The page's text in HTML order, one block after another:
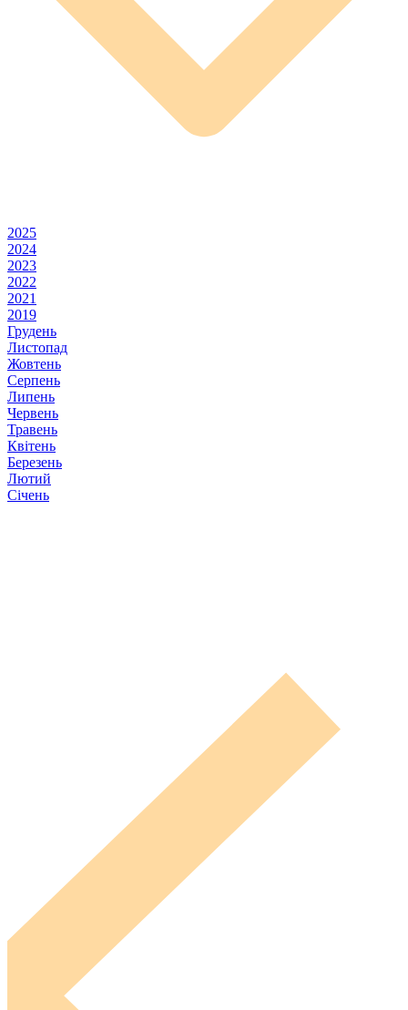
2025
2024
2023
2022
2021
2019
Грудень
Листопад
Жовтень
Серпень
Липень
Червень
Травень
Квітень
Березень
Лютий
Січень